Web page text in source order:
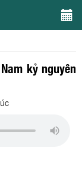
kỷ nguyên